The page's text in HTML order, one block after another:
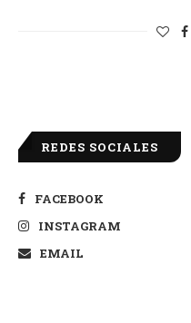
REDES SOCIALES
FACEBOOK
INSTAGRAM
EMAIL